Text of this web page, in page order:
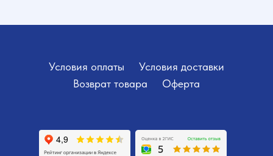
Условия оплаты
Условия доставки
Возврат товара
Оферта